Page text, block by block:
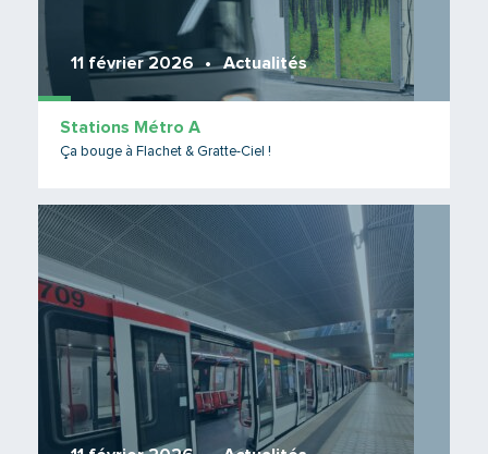
11 février 2026 Actualités
Stations Métro A
Ça bouge à Flachet & Gratte-Ciel !